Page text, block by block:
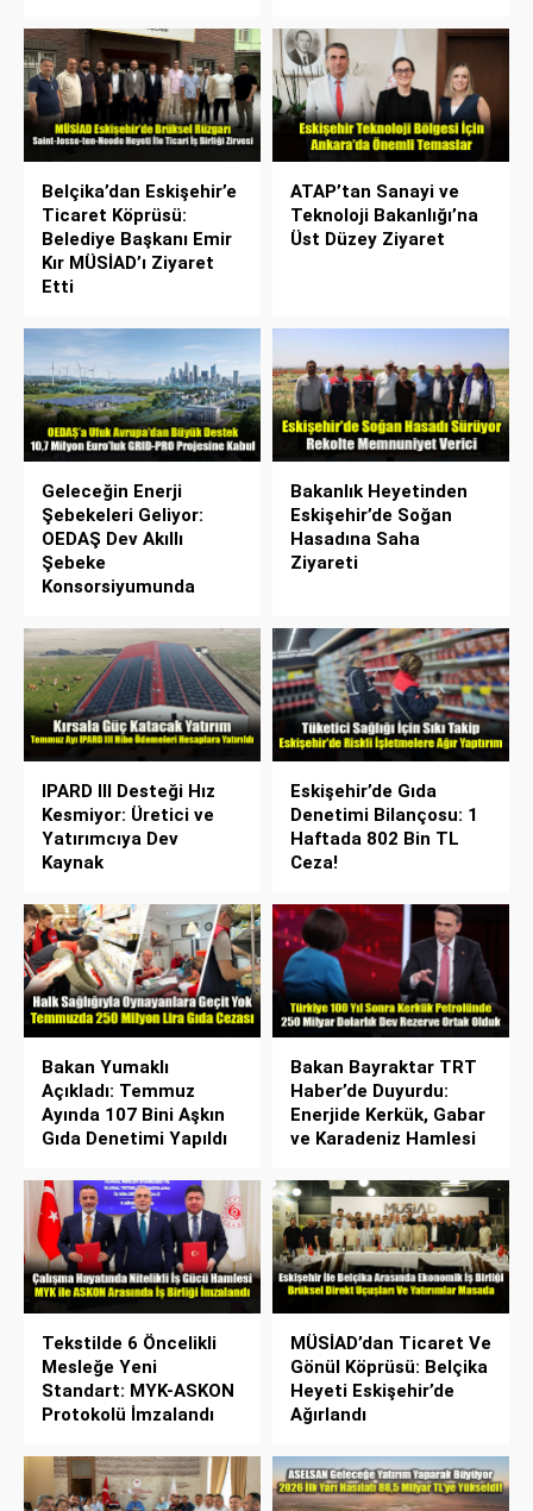
Belçika’dan Eskişehir’e
Ticaret Köprüsü:
Belediye Başkanı Emir
Kır MÜSİAD’ı Ziyaret
Etti
ATAP’tan Sanayi ve
Teknoloji Bakanlığı’na
Üst Düzey Ziyaret
Geleceğin Enerji
Şebekeleri Geliyor:
OEDAŞ Dev Akıllı
Şebeke
Konsorsiyumunda
Bakanlık Heyetinden
Eskişehir’de Soğan
Hasadına Saha
Ziyareti
IPARD III Desteği Hız
Kesmiyor: Üretici ve
Yatırımcıya Dev
Kaynak
Eskişehir’de Gıda
Denetimi Bilançosu: 1
Haftada 802 Bin TL
Ceza!
Bakan Yumaklı
Açıkladı: Temmuz
Ayında 107 Bini Aşkın
Gıda Denetimi Yapıldı
Bakan Bayraktar TRT
Haber’de Duyurdu:
Enerjide Kerkük, Gabar
ve Karadeniz Hamlesi
Tekstilde 6 Öncelikli
Mesleğe Yeni
Standart: MYK-ASKON
Protokolü İmzalandı
MÜSİAD’dan Ticaret Ve
Gönül Köprüsü: Belçika
Heyeti Eskişehir’de
Ağırlandı